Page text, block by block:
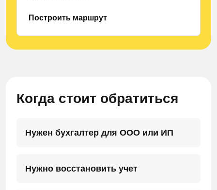
Построить маршрут
Когда стоит обратиться
Нужен бухгалтер для ООО или ИП
Нужно восстановить учет